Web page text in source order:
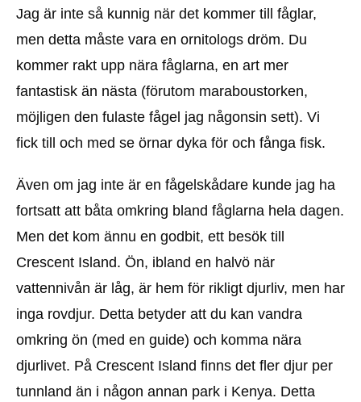
Jag är inte så kunnig när det kommer till fåglar,
men detta måste vara en ornitologs dröm. Du
kommer rakt upp nära fåglarna, en art mer
fantastisk än nästa (förutom maraboustorken,
möjligen den fulaste fågel jag någonsin sett). Vi
fick till och med se örnar dyka för och fånga fisk.
Även om jag inte är en fågelskådare kunde jag ha
fortsatt att båta omkring bland fåglarna hela dagen.
Men det kom ännu en godbit, ett besök till
Crescent Island. Ön, ibland en halvö när
vattennivån är låg, är hem för rikligt djurliv, men har
inga rovdjur. Detta betyder att du kan vandra
omkring ön (med en guide) och komma nära
djurlivet. På Crescent Island finns det fler djur per
tunnland än i någon annan park i Kenya. Detta